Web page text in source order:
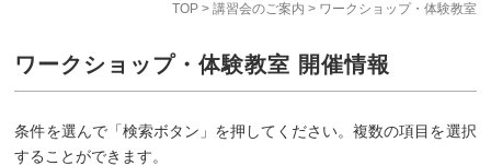
TOP> 講習会のご案内 > ワークショップ・体験教室
ワークショップ・体験教室 開催情報
条件を選んで「検索ボタン」を押してください。複数の項目を選択
することができます。